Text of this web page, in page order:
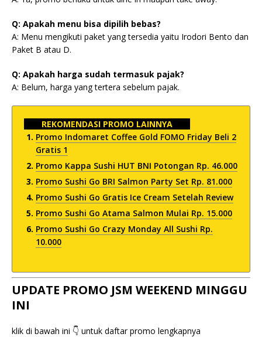
Q: Apakah menu bisa dipilih bebas?
A: Menu mengikuti paket yang tersedia yaitu Irodori Bento dan
Paket B atau D.
Q: Apakah harga sudah termasuk pajak?
A: Belum, harga yang tertera sebelum pajak.
REKOMENDASI PROMO LAINNYA
Promo Indomaret Coffee Gold FOMO Friday Beli 2
Gratis 1
Promo Kappa Sushi HUT BNI Potongan Rp. 46.000
Promo Sushi Go BRI Salmon Party Set Rp. 81.000
Promo Sushi Go Gratis Ice Cream Setelah Review
Promo Sushi Go Atama Salmon Mulai Rp. 15.000
Promo Sushi Go Crazy Monday All Sushi Rp.
10.000
UPDATE PROMO JSM WEEKEND MINGGU
INI
klik di bawah ini 👇 untuk daftar promo lengkapnya